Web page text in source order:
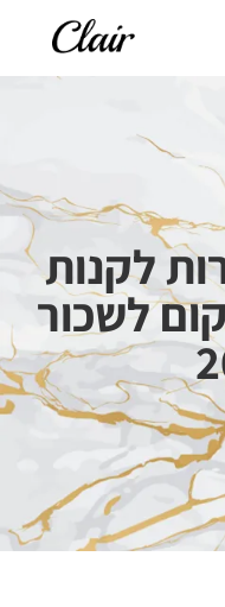
לקנות
לשכור